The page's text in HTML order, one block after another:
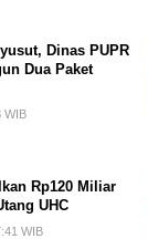
Dinas PUPR
Dua Paket
WIB
Rp120 Miliar
UHC
WIB